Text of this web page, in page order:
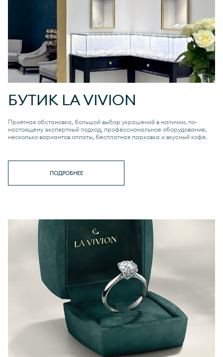
БУТИК LA VIVION
Приятная обстановка, большой выбор украшений в наличии, по-
настоящему экспертный подход, профессиональное оборудование,
несколько вариантов оплаты, бесплатная парковка и вкусный кофе.
ПОДРОБНЕЕ